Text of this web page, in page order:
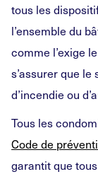
tous les
l’ensemble du
comme l’exige
s’assurer que
d’incendie ou
Tous les
Code de
garantit que